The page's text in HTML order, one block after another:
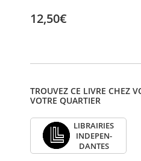
12,50€
TROUVEZ CE LIVRE CHEZ
VOTRE QUARTIER
LIBRAI­RIES
INDE­PEN­
DANTES